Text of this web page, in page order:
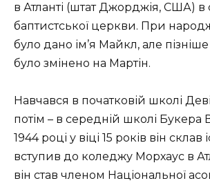
в Атланті (штат Джорджія, США) в
баптистської церкви. При
було дано ім’я Майкл, але
було змінено на Мартін.
Навчався в початковій школі
потім – в середній школі Букера
1944 році у віці 15 років він склав
вступив до коледжу Морхаус в
він став членом Національної